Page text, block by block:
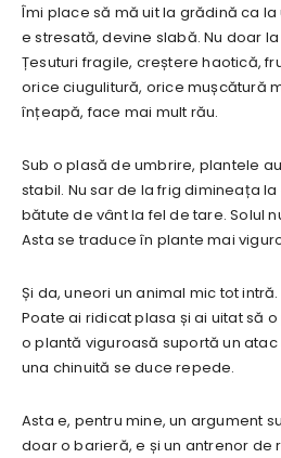
Îmi place să mă uit la grădină ca
e stresată, devine slabă. Nu doar
Țesuturi fragile, creștere haotică,
orice ciugulitură, orice mușcătură
înțeapă, face mai mult rău.
Sub o plasă de umbrire, plantele
stabil. Nu sar de la frig dimineața
bătute de vânt la fel de tare. Solul
Asta se traduce în plante mai
Și da, uneori un animal mic tot
Poate ai ridicat plasa și ai uitat să
o plantă viguroasă suportă un
una chinuită se duce repede.
Asta e, pentru mine, un argument
doar o barieră, e și un antrenor de